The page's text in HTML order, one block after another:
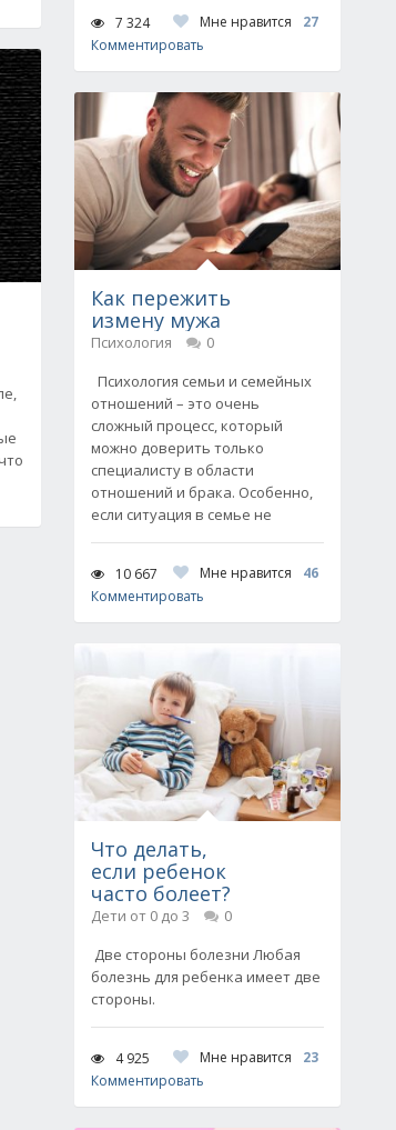
7 324 Мне нравится
27
Комментировать
Как пережить
измену мужа
Психология
0
Психология семьи и семейных
отношений – это очень
сложный процесс, который
можно доверить только
специалисту в области
отношений и брака. Особенно,
если ситуация в семье не
10 667 Мне нравится
46
Комментировать
Что делать,
если ребенок
часто болеет?
Дети от 0 до 3
0
Две стороны болезни Любая
болезнь для ребенка имеет две
стороны.
4 925 Мне нравится
23
Комментировать